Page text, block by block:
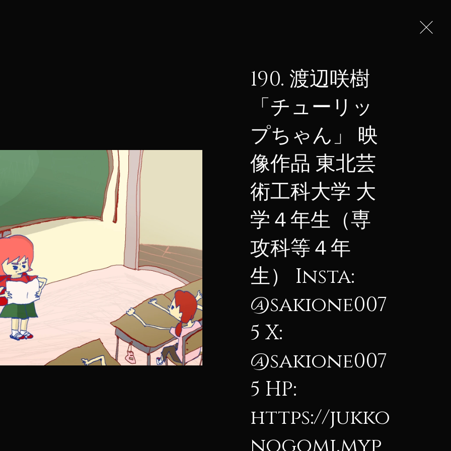
190. 渡辺咲樹
「チューリッ
プちゃん」 映
像作品 東北芸
術工科大学 大
学４年生（専
攻科等４年
生） Insta:
@sakione007
5 X:
@sakione007
5 HP:
https://jukko
ンラインアートフェス
作品公開！！！
みんなでつくるアートフェス。
オンラインでできる作品発表会で、
全国の人とつながろう！
年2月1日（日）～3月2日（月）にかけて第6回大会の作品を募集しました。
2026年3月8日（日）にHPで作品を公開しました。
2026年 3月23日（月）にHPで表彰作品（40点程度）を発表しました。
​素敵な作品の数々をご覧ください。
第6回作品はこちら！